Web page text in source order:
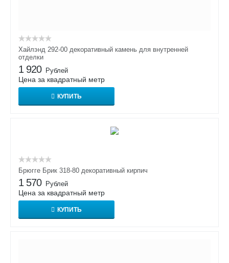
Хайлэнд 292-00 декоративный камень для внутренней
отделки
1 920 Рублей
Цена за квадратный метр
КУПИТЬ
Брюгге Брик 318-80 декоративный кирпич
1 570 Рублей
Цена за квадратный метр
КУПИТЬ